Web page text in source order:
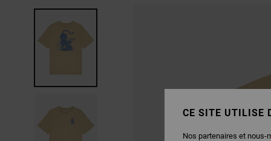
CE SITE UTILISE
Nos partenaires et